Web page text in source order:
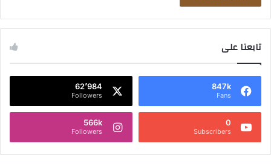
تابعنا على
847k
Fans
62٬984
Followers
0
Subscribers
566k
Followers